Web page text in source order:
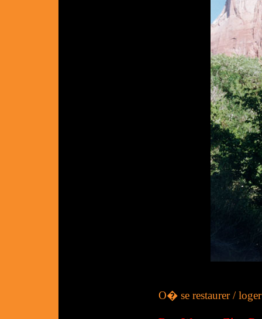
O� se restaurer /